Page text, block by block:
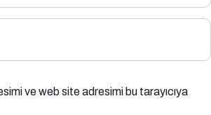
ve web site adresimi bu tarayıcıya